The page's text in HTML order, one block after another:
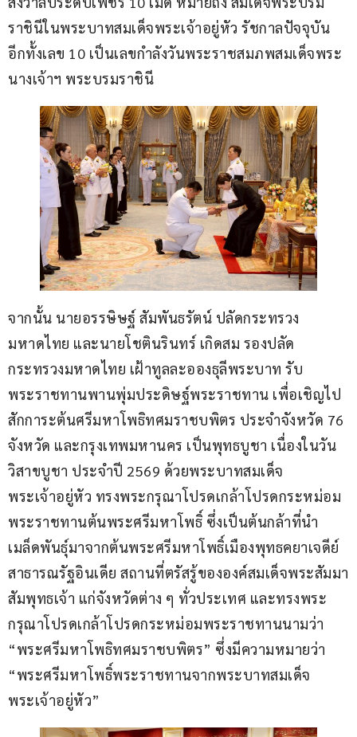
ราชินีในพระบาทสมเด็จพระเจ้าอยู่หัว รัชกาลปัจจุบัน
อีกทั้งเลข 10 เป็นเลขกำลังวันพระราชสมภพสมเด็จพระ
นางเจ้าฯ พระบรมราชินี
จากนั้น นายอรรษิษฐ์ สัมพันธรัตน์ ปลัดกระทรวง
มหาดไทย และนายโชตินรินทร์ เกิดสม รองปลัด
กระทรวงมหาดไทย เฝ้าทูลละอองธุลีพระบาท รับ
พระราชทานพานพุ่มประดิษฐ์พระราชทาน เพื่อเชิญไป
สักการะต้นศรีมหาโพธิทศมราชบพิตร ประจำจังหวัด 76
จังหวัด และกรุงเทพมหานคร เป็นพุทธบูชา เนื่องในวัน
วิสาขบูชา ประจำปี 2569 ด้วยพระบาทสมเด็จ
พระเจ้าอยู่หัว ทรงพระกรุณาโปรดเกล้าโปรดกระหม่อม
พระราชทานต้นพระศรีมหาโพธิ์ ซึ่งเป็นต้นกล้าที่นำ
เมล็ดพันธุ์มาจากต้นพระศรีมหาโพธิ์เมืองพุทธคยาเจดีย์
สาธารณรัฐอินเดีย สถานที่ตรัสรู้ขององค์สมเด็จพระสัมมา
สัมพุทธเจ้า แก่จังหวัดต่าง ๆ ทั่วประเทศ และทรงพระ
กรุณาโปรดเกล้าโปรดกระหม่อมพระราชทานนามว่า
“พระศรีมหาโพธิทศมราชบพิตร” ซึ่งมีความหมายว่า
“พระศรีมหาโพธิ์พระราชทานจากพระบาทสมเด็จ
พระเจ้าอยู่หัว”